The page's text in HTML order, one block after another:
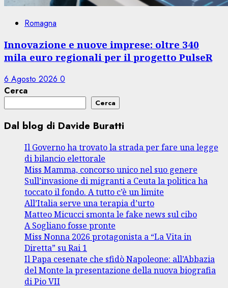
Romagna
Innovazione e nuove imprese: oltre 340
mila euro regionali per il progetto PulseR
6 Agosto 2026 0
Cerca
Cerca
Dal blog di Davide Buratti
Il Governo ha trovato la strada per fare una legge
di bilancio elettorale
Miss Mamma, concorso unico nel suo genere
Sull’invasione di migranti a Ceuta la politica ha
toccato il fondo. A tutto c’è un limite
All’Italia serve una terapia d’urto
Matteo Micucci smonta le fake news sul cibo
A Sogliano fosse pronte
Miss Nonna 2026 protagonista a “La Vita in
Diretta” su Rai 1
Il Papa cesenate che sfidò Napoleone: all’Abbazia
del Monte la presentazione della nuova biografia
di Pio VII